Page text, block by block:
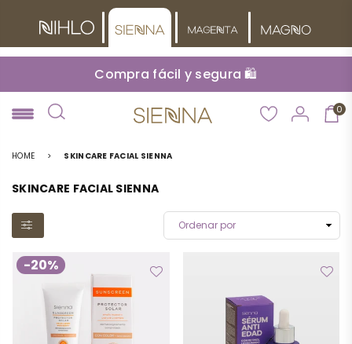
Compra fácil y segura 🛍️
0
HOME > SKINCARE FACIAL SIENNA
SKINCARE FACIAL SIENNA
-20%